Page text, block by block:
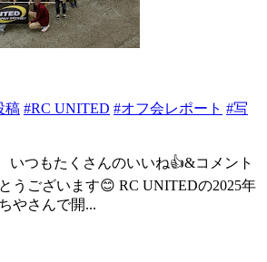
稿 #RC UNITED #オフ会レポート #写
いつもたくさんのいいね👍&コメント
うございます😊 RC UNITEDの2025年
やさんで開...